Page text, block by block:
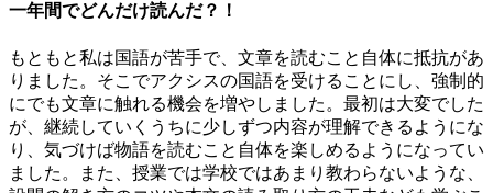
一年間でどんだけ読んだ？！
もともと私は国語が苦手で、文章を読むこと自体に抵抗があ
りました。そこでアクシスの国語を受けることにし、強制的
にでも文章に触れる機会を増やしました。最初は大変でした
が、継続していくうちに少しずつ内容が理解できるようにな
り、気づけば物語を読むこと自体を楽しめるようになってい
ました。また、授業では学校ではあまり教わらないような、